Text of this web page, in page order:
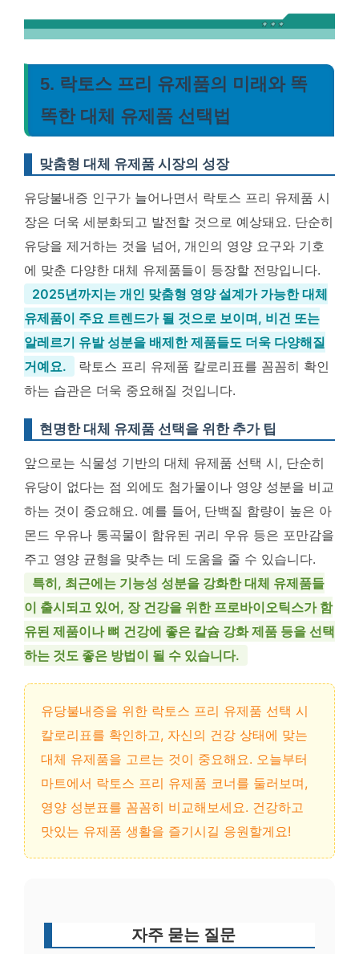
5. 락토스 프리 유제품의 미래와 똑
똑한 대체 유제품 선택법
맞춤형 대체 유제품 시장의 성장
유당불내증 인구가 늘어나면서 락토스 프리 유제품 시
장은 더욱 세분화되고 발전할 것으로 예상돼요. 단순히
유당을 제거하는 것을 넘어, 개인의 영양 요구와 기호
에 맞춘 다양한 대체 유제품들이 등장할 전망입니다.
2025년까지는 개인 맞춤형 영양 설계가 가능한 대체
유제품이 주요 트렌드가 될 것으로 보이며, 비건 또는
알레르기 유발 성분을 배제한 제품들도 더욱 다양해질
거예요.
락토스 프리 유제품 칼로리표를 꼼꼼히 확인
하는 습관은 더욱 중요해질 것입니다.
현명한 대체 유제품 선택을 위한 추가 팁
앞으로는 식물성 기반의 대체 유제품 선택 시, 단순히
유당이 없다는 점 외에도 첨가물이나 영양 성분을 비교
하는 것이 중요해요. 예를 들어, 단백질 함량이 높은 아
몬드 우유나 통곡물이 함유된 귀리 우유 등은 포만감을
주고 영양 균형을 맞추는 데 도움을 줄 수 있습니다.
특히, 최근에는 기능성 성분을 강화한 대체 유제품들
이 출시되고 있어, 장 건강을 위한 프로바이오틱스가 함
유된 제품이나 뼈 건강에 좋은 칼슘 강화 제품 등을 선택
하는 것도 좋은 방법이 될 수 있습니다.
유당불내증을 위한 락토스 프리 유제품 선택 시
칼로리표를 확인하고, 자신의 건강 상태에 맞는
대체 유제품을 고르는 것이 중요해요. 오늘부터
마트에서 락토스 프리 유제품 코너를 둘러보며,
영양 성분표를 꼼꼼히 비교해보세요. 건강하고
맛있는 유제품 생활을 즐기시길 응원할게요!
자주 묻는 질문